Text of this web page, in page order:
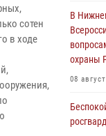
сотен
в ходе
В
охраны
08